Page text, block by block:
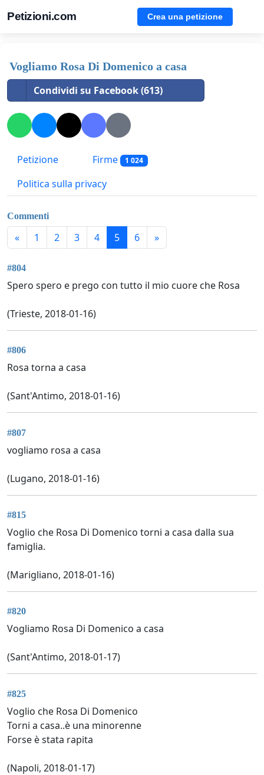
Petizioni.com Crea una petizione
Vogliamo Rosa Di Domenico a casa
Condividi su Facebook (613)
Petizione Firme 1 024
Politica sulla privacy
Commenti
« 1 2 3 4 5 6 »
#804
Spero spero e prego con tutto il mio cuore che Rosa
(Trieste, 2018-01-16)
#806
Rosa torna a casa
(Sant'Antimo, 2018-01-16)
#807
vogliamo rosa a casa
(Lugano, 2018-01-16)
#815
Voglio che Rosa Di Domenico torni a casa dalla sua
famiglia.
(Marigliano, 2018-01-16)
#820
Vogliamo Rosa Di Domenico a casa
(Sant'Antimo, 2018-01-17)
#825
Voglio che Rosa Di Domenico
Torni a casa..è una minorenne
Forse è stata rapita
(Napoli, 2018-01-17)